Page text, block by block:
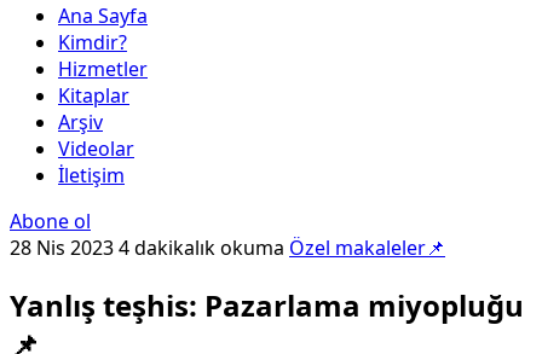
Ana Sayfa
Kimdir?
Hizmetler
Kitaplar
Arşiv
Videolar
İletişim
Abone ol
28 Nis 20234 dakikalık okuma Özel makaleler📌
Yanlış teşhis: Pazarlama miyopluğu
📌